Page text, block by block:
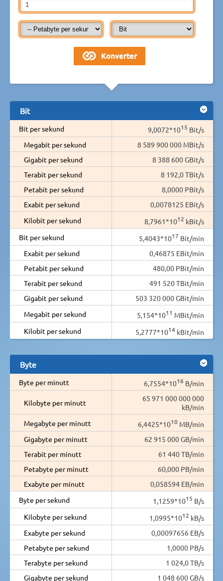
Bit
Bit per sekund 9,0072*1015 Bit/s
Megabit per sekund
8 589 900 000 MBit/s
Gigabit per sekund
8 388 600 GBit/s
Terabit per sekund
8 192,0 TBit/s
Petabit per sekund
8,0000 PBit/s
Exabit per sekund
0,0078125 EBit/s
Kilobit per sekund
8,7961*1012 kBit/s
Bit per sekund
5,4043*1017 Bit/min
Exabit per sekund
0,46875 EBit/min
Petabit per sekund
480,00 PBit/min
Terabit per sekund
491 520 TBit/min
Gigabit per sekund
503 320 000 GBit/min
Megabit per sekund
5,154*1011 MBit/min
Kilobit per sekund
5,2777*1014 kBit/min
Byte
Byte per minutt 6,7554*1016 B/min
Kilobyte per minutt
65 971 000 000 000
kB/min
Megabyte per minutt
6,4425*1010 MB/min
Gigabyte per minutt
62 915 000 GB/min
Terabit per minutt
61 440 TB/min
Petabyte per minutt
60,000 PB/min
Exabyte per minutt
0,058594 EB/min
Byte per sekund
1,1259*1015 B/s
Kilobyte per sekund
1,0995*1012 kB/s
Exabyte per sekund
0,00097656 EB/s
Petabyte per sekund
1,0000 PB/s
Terabyte per sekund
1 024,0 TB/s
Gigabyte per sekund
1 048 600 GB/s